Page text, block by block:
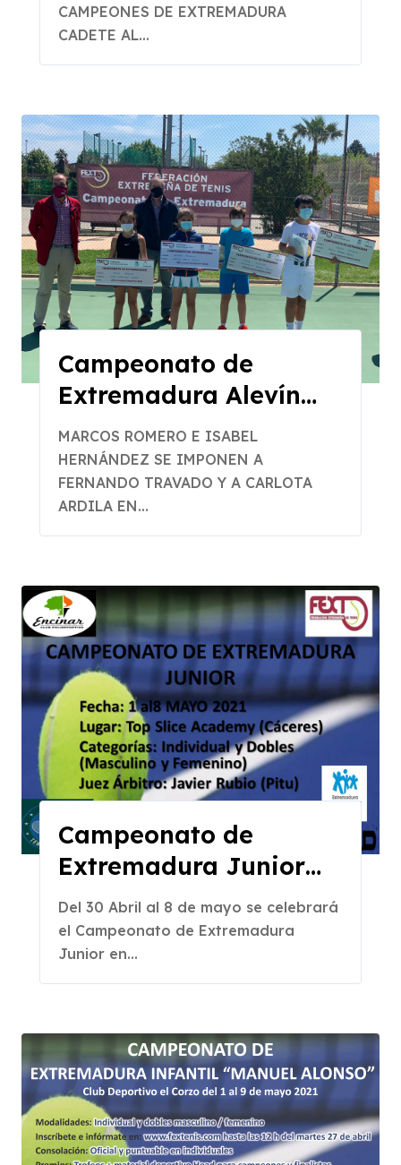
CAMPEONES DE EXTREMADURA
CADETE AL...
Campeonato de
Extremadura Alevín
2021
MARCOS ROMERO E ISABEL
HERNÁNDEZ SE IMPONEN A
FERNANDO TRAVADO Y A CARLOTA
ARDILA EN...
Campeonato de
Extremadura Junior
del 30 Abril al 8 de
Mayo en el Top Slice
Academy de Cáceres
Del 30 Abril al 8 de mayo se celebrará
el Campeonato de Extremadura
Junior en...